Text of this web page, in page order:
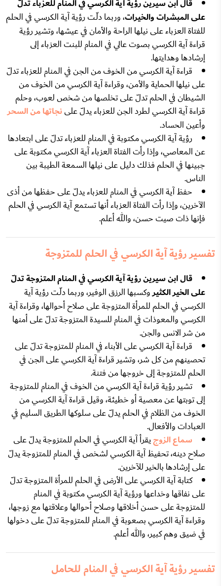
قال ابن سيرين رؤية آية الكرسي في المنام للعزباء تدلّ
على المبشرات والخيرات، وربما دلّـت رؤية آية الكرسي في الحلم
للفتاة العزباء على نيلها الراحة والأمان في عيشها، وتشير رؤية
قراءة آية الكرسي بصوت عالي في المنام للبنت العزباء إلى
إرشادها وهدايتها.
قراءة آية الكرسي من الخوف من الجن في المنام للعزباء تدلّ
على نيلها الحماية والأمن، وقراءة آية الكرسي من الخوف من
الشيطان في الحلم تدلّ على تخلصها من شخص لعوب، وحلم
قراءة آية الكرسي لطرد الجن للعزباء يدلّ علىنجاتها من السحر
وأعين الحساد.
رؤية آية الكرسي مكتوبة في المنام للعزباء تدلّ على ابتعادها
عن المعاصي، وإذا رأت الفتاة العزباء آية الكرسي مكتوبة على
جبينها في الحلم فذلك دليل على نيلها السمعة الطيبة بين
الناس.
حفظ آية الكرسي في المنام للعزباء يدلّ على حفظها من أذى
الآخرين، وإذا رأت الفتاة العزباء أنها تستمع آية الكرسي في الحلم
فإنها ذات صيت حسن، والله أعلم.
تفسير رؤية آية الكرسي في الحلم للمتزوجة
قال ابن سيرين رؤية آية الكرسي في المنام المتزوجة تدلّ
على الخير الكثيروكسبها الرزق الوفير، وربما دلّـت رؤية آية
الكرسي في الحلم للمرأة المتزوجة على صلاح أحوالها، وقراءة آية
الكرسي والمعوذات في المنام للسيدة المتزوجة تدلّ على أمنها
من شر الانس والجن.
قراءة آية الكرسي على الأبناء في المنام للمتزوجة تدلّ على
تحصينهم من كل شر، وتشير قراءة آية الكرسي على الجن في
الحلم للمتزوجة إلى خروجها من فتنة.
تشير رؤية قراءة آية الكرسي من الخوف في المنام للمتزوجة
إلى توبتها عن معصية أو خطيئة، وقيل قراءة آية الكرسي من
الخوف من الظلام في الحلم يدلّ على سلوكها الطريق السليم في
العبادات والأفعال.
سماع الزوجيقرأ آية الكرسي في الحلم للمتزوجة يدلّ على
صلاح دينه، تحفيظ آية الكرسي لشخص في المنام للمتزوجة يدلّ
على إرشادها بالخير للآخرين.
كتابة آية الكرسي على الأرض في الحلم للمرأة المتزوجة تدلّ
على نفاقها وخداعها ورؤية آية الكرسي مكتوبة في المنام
للمتزوجة على حسن أخلاقها وصلاح أحوالها وعلاقتها مع زوجها،
وقراءة آية الكرسي بصعوبة في المنام للمتزوجة تدلّ على دخولها
في ضيق وهم كبير، والله أعلم.
تفسير رؤية آية الكرسي في المنام للحامل